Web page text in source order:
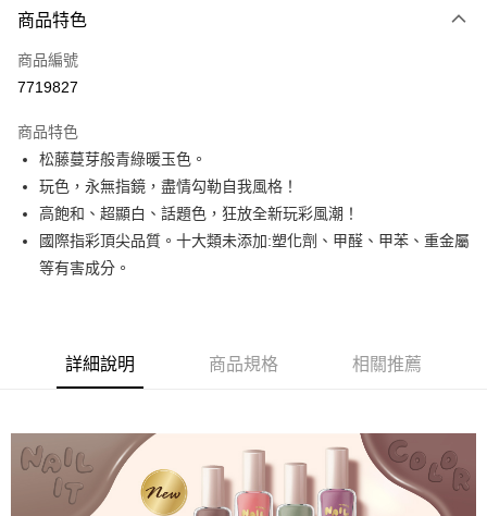
信用卡一次付款
超商取貨付款
Apple Pay
街口支付
悠遊付
每筆NT$80，滿NT$499(含以上)免運費
因應疫情升溫，目前暫停使用7-11取貨付款配送，請使用全家
每筆NT$9,999
黑貓宅急便
商品特色
商品編號
7719827
商品特色
松藤蔓芽般青綠暖玉色。
玩色，永無指鏡，盡情勾勒自我風格！
高飽和、超顯白、話題色，狂放全新玩彩風潮！
國際指彩頂尖品質。十大類未添加:塑化劑、甲醛、甲苯、重金屬
等有害成分。
詳細說明 商品規格 相關推薦